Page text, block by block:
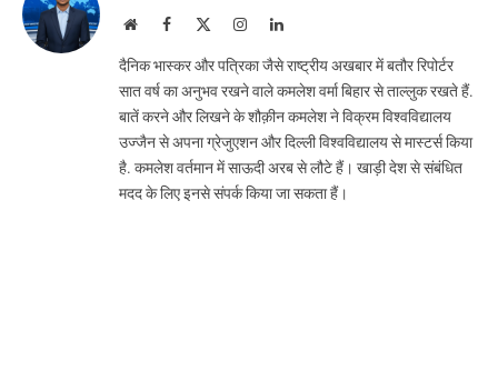
WebsiteFacebook InstagramLinkedIn
दैनिक भास्कर और पत्रिका जैसे राष्ट्रीय अखबार में बतौर रिपोर्टर
सात वर्ष का अनुभव रखने वाले कमलेश वर्मा बिहार से ताल्लुक रखते हैं.
बातें करने और लिखने के शौक़ीन कमलेश ने विक्रम विश्वविद्यालय
उज्जैन से अपना ग्रेजुएशन और दिल्ली विश्वविद्यालय से मास्टर्स किया
है. कमलेश वर्तमान में साऊदी अरब से लौटे हैं। खाड़ी देश से संबंधित
मदद के लिए इनसे संपर्क किया जा सकता हैं।